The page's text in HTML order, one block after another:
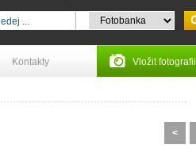
Kontakty Vložit fotografii
<